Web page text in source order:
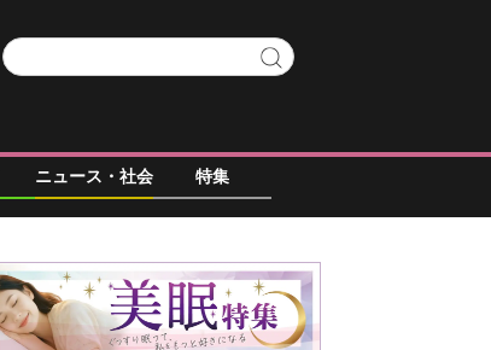
ニュース・社会 特集